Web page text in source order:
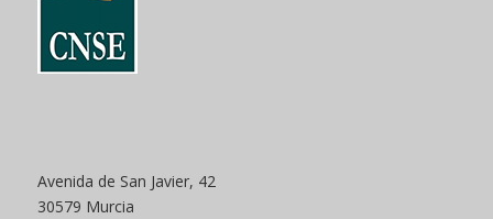
Avenida de San Javier, 42
30579 Murcia